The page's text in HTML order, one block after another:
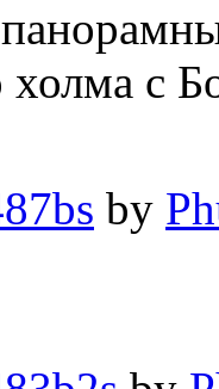
холма с
by